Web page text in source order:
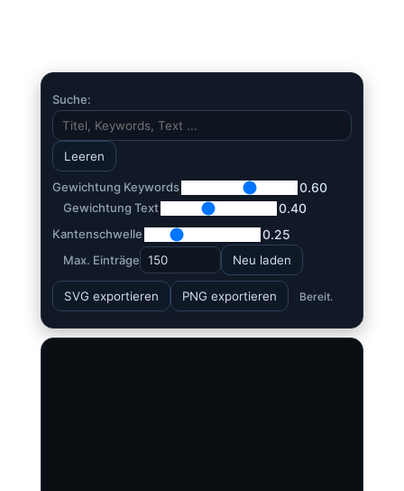
Suche:
Leeren
Gewichtung Keywords 0.60
Gewichtung Text 0.40
Kantenschwelle 0.25
Max. Einträge Neu laden
SVG exportieren PNG exportieren Bereit.